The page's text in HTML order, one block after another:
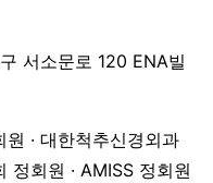
서소문로 120 ENA빌
· 대한척추신경외과
정회원 · AMISS 정회원